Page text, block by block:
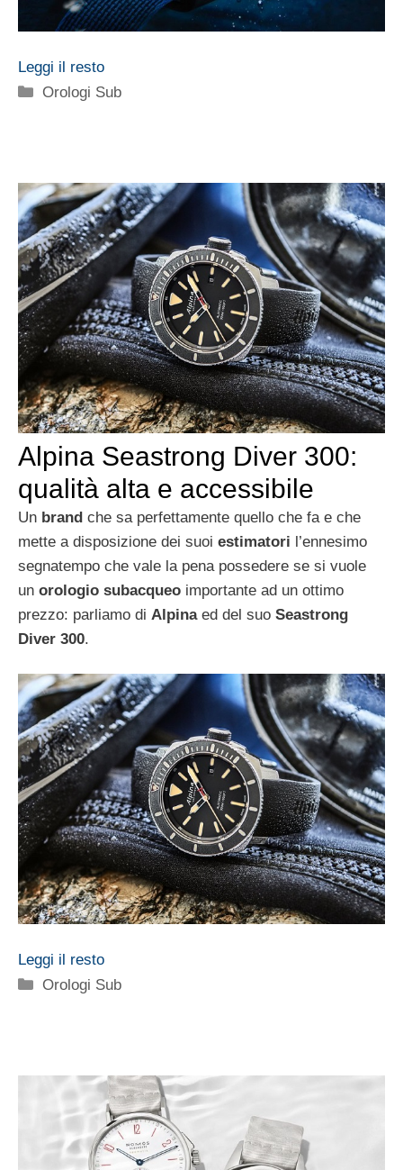
Leggi il resto
Categorie
Orologi Sub
Alpina Seastrong Diver 300:
qualità alta e accessibile
Un brand che sa perfettamente quello che fa e che
mette a disposizione dei suoi estimatori l’ennesimo
segnatempo che vale la pena possedere se si vuole
un orologio subacqueo importante ad un ottimo
prezzo: parliamo di Alpinaed del suo Seastrong
Diver 300.
Leggi il resto
Categorie
Orologi Sub